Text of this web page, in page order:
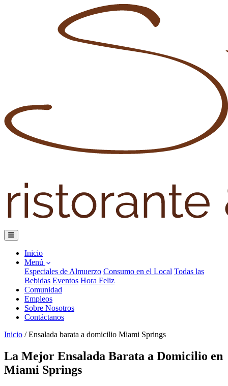
Inicio
Menú
Especiales de Almuerzo Consumo en el Local Todas las
Bebidas Eventos Hora Feliz
Comunidad
Empleos
Sobre Nosotros
Contáctanos
Inicio / Ensalada barata a domicilio Miami Springs
La Mejor Ensalada Barata a Domicilio en
Miami Springs